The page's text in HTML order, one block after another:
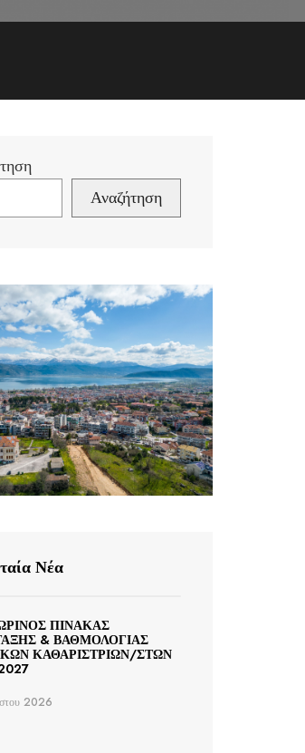
Αναζήτηση
Νέα
ΠΙΝΑΚΑΣ
& ΒΑΘΜΟΛΟΓΙΑΣ
ΚΑΘΑΡΙΣΤΡΙΩΝ/ΣΤΩΝ
2026